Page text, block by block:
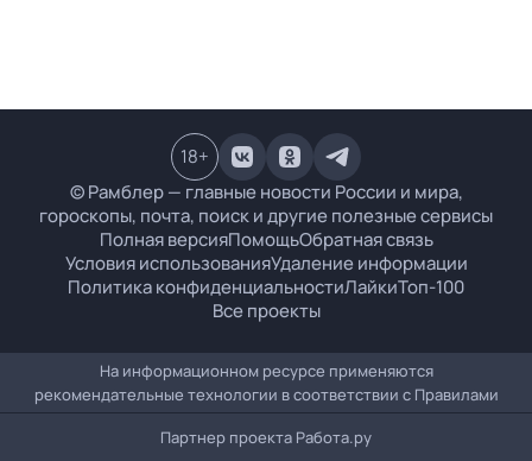
© Рамблер — главные новости России и мира,
гороскопы, почта, поиск и другие полезные сервисы
Полная версияПомощьОбратная связь
Условия использованияУдаление информации
Политика конфиденциальностиЛайкиТоп-100
Все проекты
18+
На информационном ресурсе применяются
рекомендательные технологии в соответствии с Правилами
Партнер проекта Работа.ру